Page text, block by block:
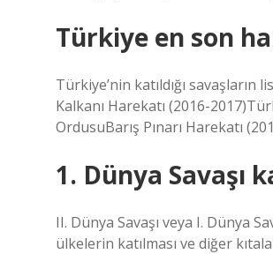
Türkiye en son
Türkiye’nin katıldığı
Kalkanı Harekatı (2016-
OrdusuBarış Pınarı Harekatı
1. Dünya Savaşı
II. Dünya Savaşı veya I. Dünya
ülkelerin katılması ve diğer